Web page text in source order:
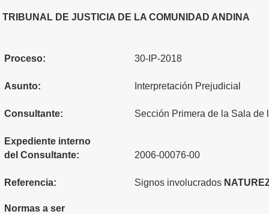
TRIBUNAL DE JUSTICIA DE LA COMUNIDAD ANDINA
Proceso: 30-IP-2018
Asunto: Interpretación Prejudicial
Consultante: Sección Primera de la Sala
Expediente interno
del Consultante:
2006-00076-00
Referencia: Signos involucrados
Normas a ser